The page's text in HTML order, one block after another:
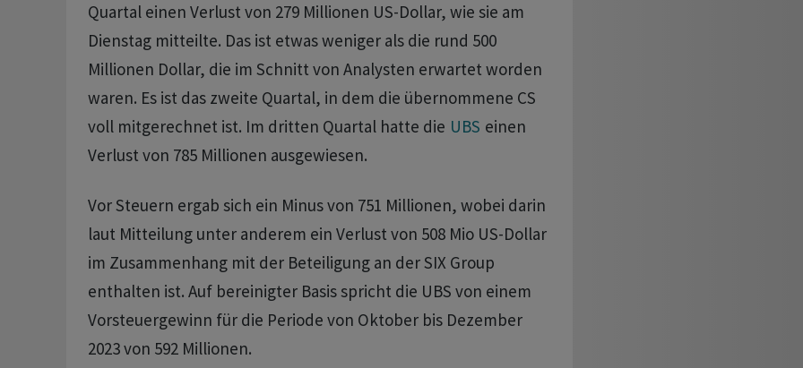
Quartal einen Verlust von 279 Millionen US-Dollar, wie sie am
Dienstag mitteilte. Das ist etwas weniger als die rund 500
Millionen Dollar, die im Schnitt von Analysten erwartet worden
waren. Es ist das zweite Quartal, in dem die übernommene CS
voll mitgerechnet ist. Im dritten Quartal hatte die UBS einen
Verlust von 785 Millionen ausgewiesen.
Vor Steuern ergab sich ein Minus von 751 Millionen, wobei darin
laut Mitteilung unter anderem ein Verlust von 508 Mio US-Dollar
im Zusammenhang mit der Beteiligung an der SIX Group
enthalten ist. Auf bereinigter Basis spricht die UBS von einem
Vorsteuergewinn für die Periode von Oktober bis Dezember
2023 von 592 Millionen.